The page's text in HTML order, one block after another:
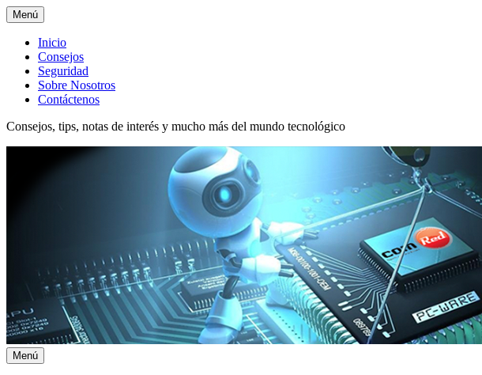
Menú
Menú
superior
Inicio
Consejos
Seguridad
Sobre Nosotros
Contáctenos
Consejos, tips, notas de interés y mucho más del mundo tecnológico
Menú